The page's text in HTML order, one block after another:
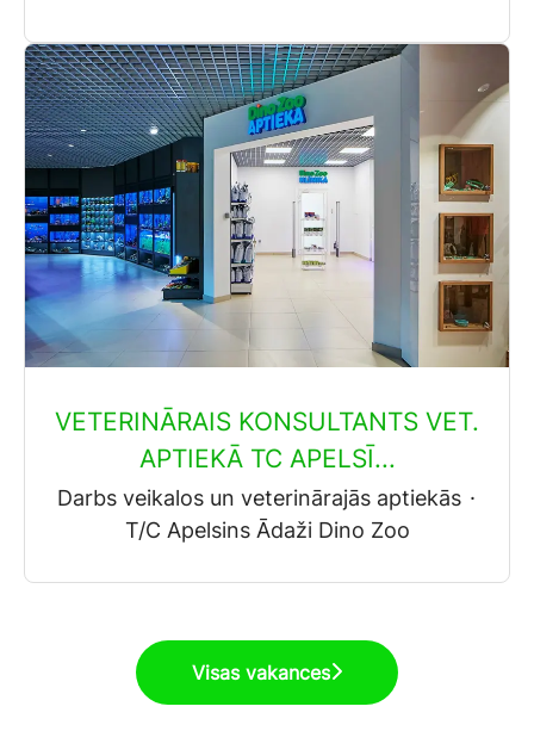
VETERINĀRAIS KONSULTANTS VET.
APTIEKĀ TC APELSĪ...
Darbs veikalos un veterinārajās aptiekās ·
T/C Apelsins Ādaži Dino Zoo
Visas vakances